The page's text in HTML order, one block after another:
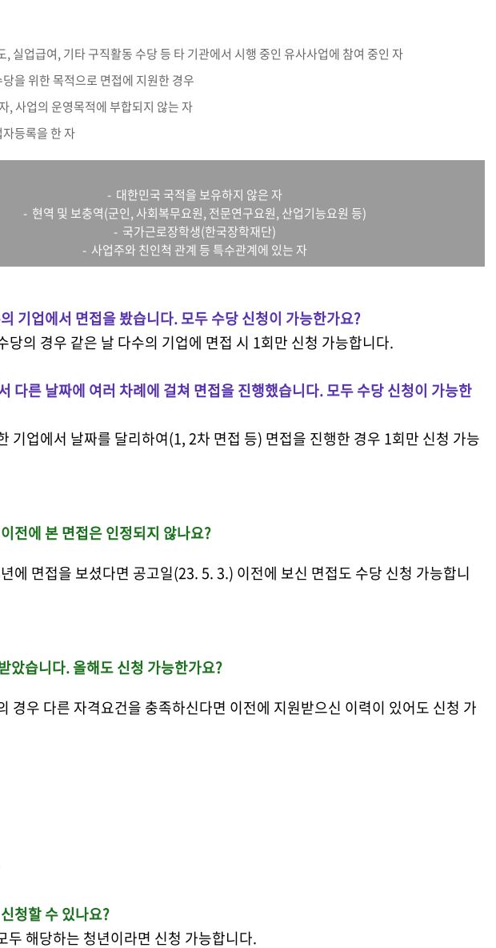
, 실업급여, 기타 구직활동 수당 등 타 기관에서 시행 중인 유사사업에 참여 중인 자
을 위한 목적으로 면접에 지원한 경우
, 사업의 운영목적에 부합되지 않는 자
등록을 한 자
- 대한민국 국적을 보유하지 않은 자
- 현역 및 보충역(군인, 사회복무요원, 전문연구요원, 산업기능요원 등)
- 국가근로장학생(한국장학재단)
- 사업주와 친인척 관계 등 특수관계에 있는 자
기업에서 면접을 봤습니다. 모두 수당 신청이 가능한가요?
당의 경우 같은 날 다수의 기업에 면접 시 1회만 신청 가능합니다.
다른 날짜에 여러 차례에 걸쳐 면접을 진행했습니다. 모두 수당 신청이 가능한
기업에서 날짜를 달리하여(1, 2차 면접 등) 면접을 진행한 경우 1회만 신청 가능
전에 본 면접은 인정되지 않나요?
에 면접을 보셨다면 공고일(23. 5. 3.) 이전에 보신 면접도 수당 신청 가능합니
았습니다. 올해도 신청 가능한가요?
경우 다른 자격요건을 충족하신다면 이전에 지원받으신 이력이 있어도 신청 가
청할 수 있나요?
두 해당하는 청년이라면 신청 가능합니다.